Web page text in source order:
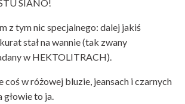
SIANO!
z tym nic specjalnego: dalej jakiś
stał na wannie (tak zwany
w HEKTOLITRACH).
coś w różowej bluzie, jeansach i czarnych
głowie to ja.